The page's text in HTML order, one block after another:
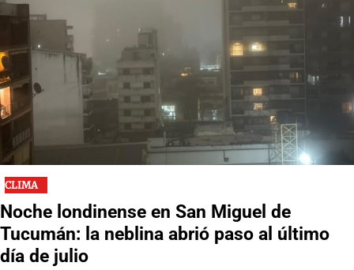
CLIMA
Noche londinense en San Miguel de
Tucumán: la neblina abrió paso al último
día de julio